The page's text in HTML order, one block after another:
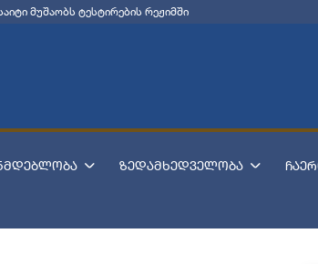
მუშაობს ტესტირების რეჟიმში
ზედამხედველობა